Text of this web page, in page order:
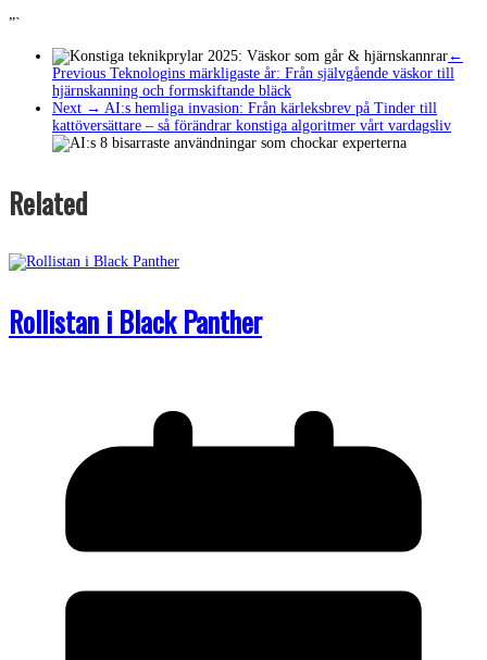
”`
←
Previous Teknologins märkligaste år: Från självgående väskor till
hjärnskanning och formskiftande bläck
Next → AI:s hemliga invasion: Från kärleksbrev på Tinder till
kattöversättare – så förändrar konstiga algoritmer vårt vardagsliv
Related
Rollistan i Black Panther